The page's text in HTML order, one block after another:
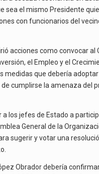
sea el mismo Presidente
con funcionarios del
acciones como convocar al
el Empleo y el
medidas que debería
cumplirse la amenaza del
los jefes de Estado a
General de la
sugerir y votar una
Obrador debería